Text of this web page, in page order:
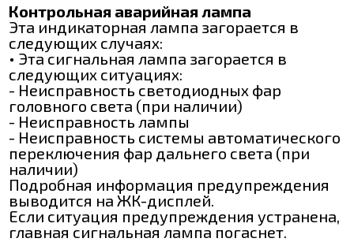
Контрольная аварийная лампа
Эта индикаторная лампа загорается в
следующих случаях:
• Эта сигнальная лампа загорается в
следующих ситуациях:
- Неисправность светодиодных фар
головного света (при наличии)
- Неисправность лампы
- Неисправность системы автоматического
переключения фар дальнего света (при
наличии)
Подробная информация предупреждения
выводится на ЖК-дисплей.
Если ситуация предупреждения устранена,
главная сигнальная лампа погаснет.